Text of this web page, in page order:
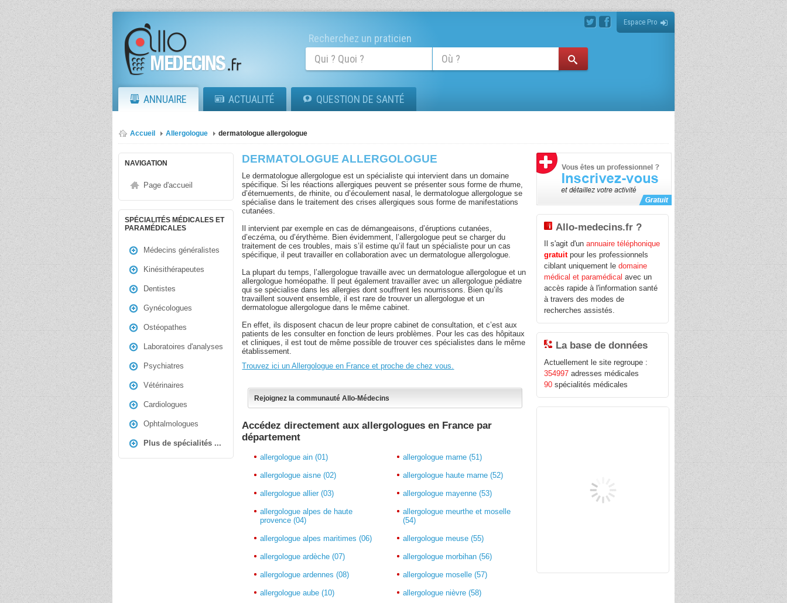
Espace Pro
Recherchez un praticien
ANNUAIRE ACTUALITÉ QUESTION DE SANTÉ
Accueil Allergologue dermatologue allergologue
NAVIGATION
Page d'accueil
SPÉCIALITÉS MÉDICALES ET
PARAMÉDICALES
Médecins généralistes
Kinésithérapeutes
Dentistes
Gynécologues
Ostéopathes
Laboratoires d'analyses
Psychiatres
Vétérinaires
Cardiologues
Ophtalmologues
Plus de spécialités ...
DERMATOLOGUE ALLERGOLOGUE
Le dermatologue allergologue est un spécialiste qui intervient dans un domaine
spécifique. Si les réactions allergiques peuvent se présenter sous forme de rhume,
d’éternuements, de rhinite, ou d’écoulement nasal, le dermatologue allergologue se
spécialise dans le traitement des crises allergiques sous forme de manifestations
cutanées.
Il intervient par exemple en cas de démangeaisons, d’éruptions cutanées,
d’eczéma, ou d’érythème. Bien évidemment, l’allergologue peut se charger du
traitement de ces troubles, mais s’il estime qu’il faut un spécialiste pour un cas
spécifique, il peut travailler en collaboration avec un dermatologue allergologue.
La plupart du temps, l’allergologue travaille avec un dermatologue allergologue et un
allergologue homéopathe. Il peut également travailler avec un allergologue pédiatre
qui se spécialise dans les allergies dont souffrent les nourrissons. Bien qu’ils
travaillent souvent ensemble, il est rare de trouver un allergologue et un
dermatologue allergologue dans le même cabinet.
En effet, ils disposent chacun de leur propre cabinet de consultation, et c’est aux
patients de les consulter en fonction de leurs problèmes. Pour les cas des hôpitaux
et cliniques, il est tout de même possible de trouver ces spécialistes dans le même
établissement.
Trouvez ici un Allergologue en France et proche de chez vous.
Rejoignez la communauté Allo-Médecins
Accédez directement aux allergologues en France par
département
allergologue ain (01)
allergologue aisne (02)
allergologue allier (03)
allergologue alpes de haute
provence (04)
allergologue alpes maritimes (06)
allergologue ardèche (07)
allergologue ardennes (08)
allergologue aube (10)
allergologue marne (51)
allergologue haute marne (52)
allergologue mayenne (53)
allergologue meurthe et moselle
(54)
allergologue meuse (55)
allergologue morbihan (56)
allergologue moselle (57)
allergologue nièvre (58)
Allo-medecins.fr ?
Il s'agit d'unannuaire téléphonique
gratuitpour les professionnels
ciblant uniquement ledomaine
médical et paramédical avec un
accès rapide à l'information santé
à travers des modes de
recherches assistés.
La base de données
Actuellement le site regroupe :
354997 adresses médicales
90 spécialités médicales